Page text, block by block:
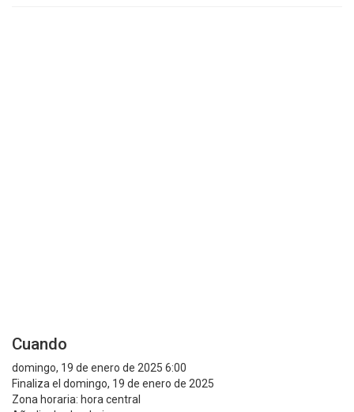
Cuando
domingo, 19 de enero de 2025 6:00
Finaliza el domingo, 19 de enero de 2025
Zona horaria: hora central